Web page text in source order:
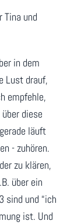
Tina und
in dem
Lust drauf,
empfehle,
diese
läuft
- zuhören.
zu klären,
über ein
sind und “ich
ist. Und